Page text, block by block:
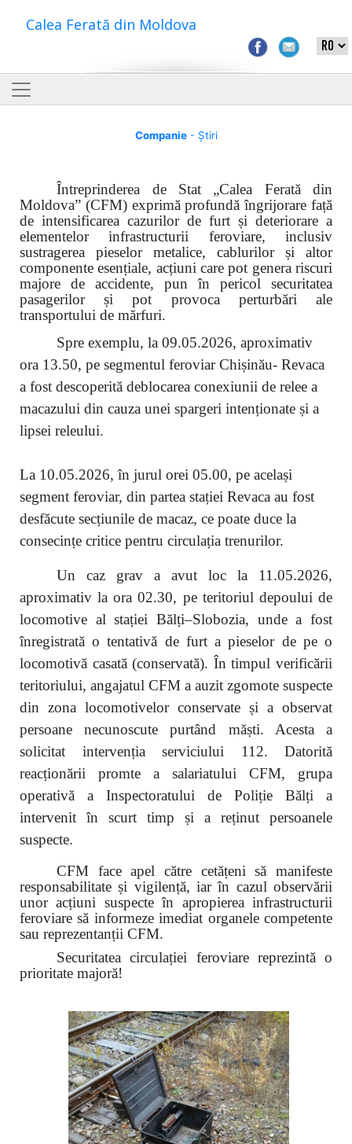
Calea Ferată din Moldova
Companie- Știri
Întreprinderea de Stat „Calea Ferată din
Moldova” (CFM) exprimă profundă îngrijorare față
de intensificarea cazurilor de furt și deteriorare a
elementelor infrastructurii feroviare, inclusiv
sustragerea pieselor metalice, cablurilor și altor
componente esențiale, acțiuni care pot genera riscuri
majore de accidente, pun în pericol securitatea
pasagerilor și pot provoca perturbări ale
transportului de mărfuri.
Spre exemplu, la 09.05.2026, aproximativ
ora 13.50, pe segmentul feroviar Chișinău- Revaca
a fost descoperită deblocarea conexiunii de relee a
macazului din cauza unei spargeri intenționate și a
lipsei releului.
La 10.05.2026, în jurul orei 05.00, pe același
segment feroviar, din partea stației Revaca au fost
desfăcute secțiunile de macaz, ce poate duce la
consecințe critice pentru circulația trenurilor.
Un caz grav a avut loc la 11.05.2026,
aproximativ la ora 02.30, pe teritoriul depoului de
locomotive al stației Bălți–Slobozia, unde a fost
înregistrată o tentativă de furt a pieselor de pe o
locomotivă casată (conservată). În timpul verificării
teritoriului, angajatul CFM a auzit zgomote suspecte
din zona locomotivelor conservate și a observat
persoane necunoscute purtând măști. Acesta a
solicitat intervenția serviciului 112. Datorită
reacționării promte a salariatului CFM, grupa
operativă a Inspectoratului de Poliție Bălți a
intervenit în scurt timp și a reținut persoanele
suspecte.
CFM face apel către cetățeni să manifeste
responsabilitate și vigilență, iar în cazul observării
unor acțiuni suspecte în apropierea infrastructurii
feroviare să informeze imediat organele competente
sau reprezentanții CFM.
Securitatea circulației feroviare reprezintă o
prioritate majoră!